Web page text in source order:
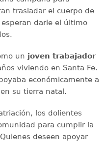
trasladar el cuerpo de
darle el último
un joven trabajador
viviendo en Santa Fe.
económicamente a
su tierra natal.
los dolientes
para cumplir la
deseen apoyar